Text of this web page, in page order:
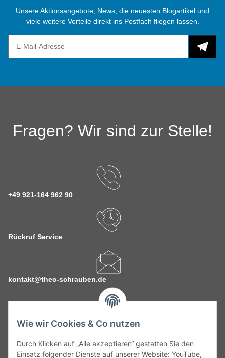
Wie wir Cookies & Co nutzen
Durch Klicken auf „Alle akzeptieren“ gestatten Sie den
Einsatz folgender Dienste auf unserer Website: YouTube,
Unsere Aktionsangebote, News, die neuesten Blogartikel und
viele weitere Vorteile direkt ins Postfach fliegen lassen.
Fragen? Wir sind zur Stelle!
+49 921-164 962 90
Rückruf Service
kontakt@theo-schrauben.de
Service